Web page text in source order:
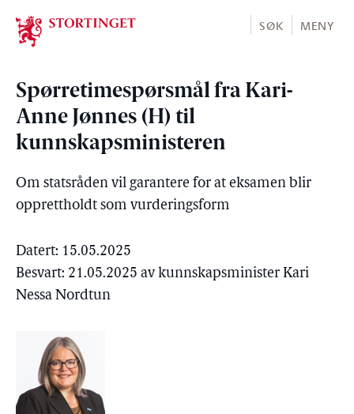
Stortinget.no
SØK MENY
Spørretimespørsmål fra Kari-
Anne Jønnes (H) til
kunnskapsministeren
Om statsråden vil garantere for at eksamen blir
opprettholdt som vurderingsform
Datert: 15.05.2025
Besvart: 21.05.2025 av kunnskapsminister Kari
Nessa Nordtun